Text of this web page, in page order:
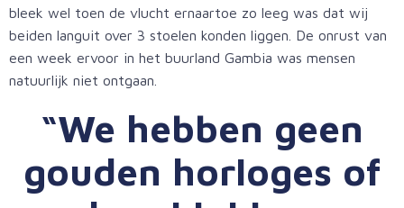
bleek wel toen de vlucht ernaartoe zo leeg was dat wij
beiden languit over 3 stoelen konden liggen. De onrust van
een week ervoor in het buurland Gambia was mensen
natuurlijk niet ontgaan.
“We hebben geen
gouden horloges of